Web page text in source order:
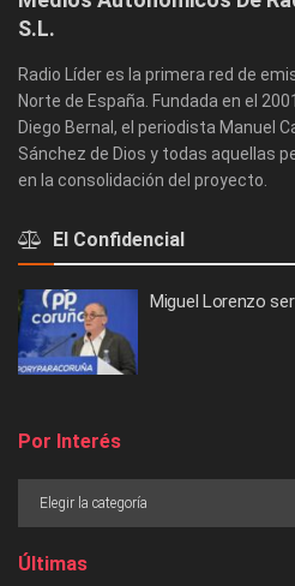
S.L.
Radio Líder es la primera red de
Norte de España. Fundada en el
Diego Bernal, el periodista Manuel
Sánchez de Dios y todas aquellas
en la consolidación del proyecto.
El Confidencial
Miguel Lorenzo
Por Interés
Últimas